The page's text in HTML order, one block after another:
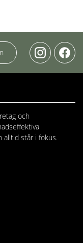
och
alltid står i fokus.